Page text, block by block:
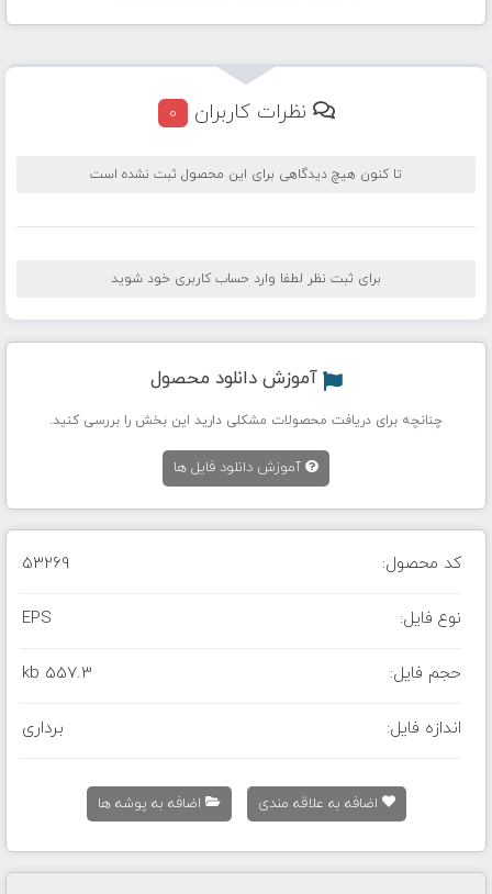
نظرات کاربران 0
تا کنون هیچ دیدگاهی برای این محصول ثبت نشده است
برای ثبت نظر لطفا وارد حساب کاربری خود شوید
آموزش دانلود محصول
چنانچه برای دریافت محصولات مشکلی دارید این بخش را بررسی کنید.
آموزش دانلود فایل ها
کد محصول: 53269
نوع فایل: EPS
حجم فایل: 557.3 kb
اندازه فایل: برداری
اضافه به علاقه مندی اضافه به پوشه ها